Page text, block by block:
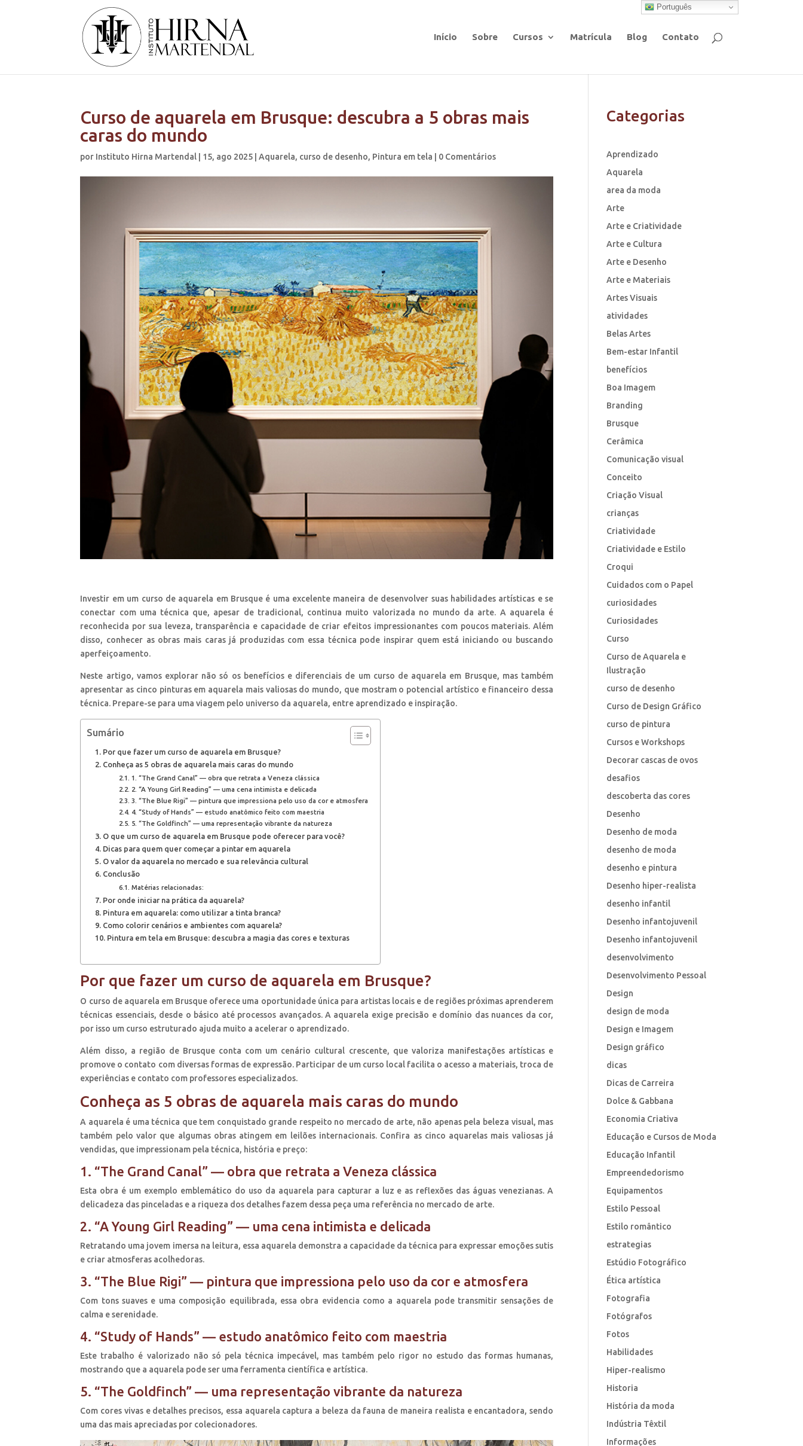
Início Sobre Cursos Matrícula Blog Contato
Curso de aquarela em Brusque: descubra a 5 obras mais
caras do mundo
por Instituto Hirna Martendal 15, ago 2025 |Aquarela, curso de desenho, Pintura em tela 0 Comentários
Investir em um curso de aquarela em Brusque é uma excelente maneira de desenvolver suas habilidades artísticas e se
conectar com uma técnica que, apesar de tradicional, continua muito valorizada no mundo da arte. A aquarela é
reconhecida por sua leveza, transparência e capacidade de criar efeitos impressionantes com poucos materiais. Além
disso, conhecer as obras mais caras já produzidas com essa técnica pode inspirar quem está iniciando ou buscando
aperfeiçoamento.
Neste artigo, vamos explorar não só os benefícios e diferenciais de um curso de aquarela em Brusque, mas também
apresentar as cinco pinturas em aquarela mais valiosas do mundo, que mostram o potencial artístico e financeiro dessa
técnica. Prepare-se para uma viagem pelo universo da aquarela, entre aprendizado e inspiração.
Sumário
Por que fazer um curso de aquarela em Brusque?
Conheça as 5 obras de aquarela mais caras do mundo
1. “The Grand Canal” — obra que retrata a Veneza clássica
2. “A Young Girl Reading” — uma cena intimista e delicada
3. “The Blue Rigi” — pintura que impressiona pelo uso da cor e atmosfera
4. “Study of Hands” — estudo anatômico feito com maestria
5. “The Goldfinch” — uma representação vibrante da natureza
O que um curso de aquarela em Brusque pode oferecer para você?
Dicas para quem quer começar a pintar em aquarela
O valor da aquarela no mercado e sua relevância cultural
Conclusão
Matérias relacionadas:
Por onde iniciar na prática da aquarela?
Pintura em aquarela: como utilizar a tinta branca?
Como colorir cenários e ambientes com aquarela?
Pintura em tela em Brusque: descubra a magia das cores e texturas
Por que fazer um curso de aquarela em Brusque?
O curso de aquarela em Brusque oferece uma oportunidade única para artistas locais e de regiões próximas aprenderem
técnicas essenciais, desde o básico até processos avançados. A aquarela exige precisão e domínio das nuances da cor,
por isso um curso estruturado ajuda muito a acelerar o aprendizado.
Além disso, a região de Brusque conta com um cenário cultural crescente, que valoriza manifestações artísticas e
promove o contato com diversas formas de expressão. Participar de um curso local facilita o acesso a materiais, troca de
experiências e contato com professores especializados.
Conheça as 5 obras de aquarela mais caras do mundo
A aquarela é uma técnica que tem conquistado grande respeito no mercado de arte, não apenas pela beleza visual, mas
também pelo valor que algumas obras atingem em leilões internacionais. Confira as cinco aquarelas mais valiosas já
vendidas, que impressionam pela técnica, história e preço:
1. “The Grand Canal” — obra que retrata a Veneza clássica
Esta obra é um exemplo emblemático do uso da aquarela para capturar a luz e as reflexões das águas venezianas. A
delicadeza das pinceladas e a riqueza dos detalhes fazem dessa peça uma referência no mercado de arte.
2. “A Young Girl Reading” — uma cena intimista e delicada
Retratando uma jovem imersa na leitura, essa aquarela demonstra a capacidade da técnica para expressar emoções sutis
e criar atmosferas acolhedoras.
3. “The Blue Rigi” — pintura que impressiona pelo uso da cor e atmosfera
Com tons suaves e uma composição equilibrada, essa obra evidencia como a aquarela pode transmitir sensações de
calma e serenidade.
4. “Study of Hands” — estudo anatômico feito com maestria
Este trabalho é valorizado não só pela técnica impecável, mas também pelo rigor no estudo das formas humanas,
mostrando que a aquarela pode ser uma ferramenta científica e artística.
5. “The Goldfinch” — uma representação vibrante da natureza
Com cores vivas e detalhes precisos, essa aquarela captura a beleza da fauna de maneira realista e encantadora, sendo
uma das mais apreciadas por colecionadores.
Categorias
Aprendizado
Aquarela
area da moda
Arte
Arte e Criatividade
Arte e Cultura
Arte e Desenho
Arte e Materiais
Artes Visuais
atividades
Belas Artes
Bem-estar Infantil
benefícios
Boa Imagem
Branding
Brusque
Cerâmica
Comunicação visual
Conceito
Criação Visual
crianças
Criatividade
Criatividade e Estilo
Croqui
Cuidados com o Papel
curiosidades
Curiosidades
Curso
Curso de Aquarela e
Ilustração
curso de desenho
Curso de Design Gráfico
curso de pintura
Cursos e Workshops
Decorar cascas de ovos
desafios
descoberta das cores
Desenho
Desenho de moda
desenho de moda
desenho e pintura
Desenho hiper-realista
desenho infantil
Desenho infantojuvenil
Desenho infantojuvenil
desenvolvimento
Desenvolvimento Pessoal
Design
design de moda
Design e Imagem
Design gráfico
dicas
Dicas de Carreira
Dolce & Gabbana
Economia Criativa
Educação e Cursos de Moda
Educação Infantil
Empreendedorismo
Equipamentos
Estilo Pessoal
Estilo romântico
estrategias
Estúdio Fotográfico
Ética artística
Fotografia
Fotógrafos
Fotos
Habilidades
Hiper-realismo
Historia
História da moda
Indústria Têxtil
Informações
Português